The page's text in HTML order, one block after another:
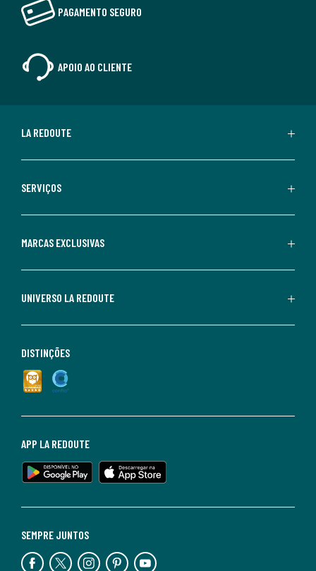
PAGAMENTO SEGURO
APOIO AO CLIENTE
LA REDOUTE
SERVIÇOS
MARCAS EXCLUSIVAS
UNIVERSO LA REDOUTE
SEMPRE JUNTOS
APP LA REDOUTE
DISTINÇÕES